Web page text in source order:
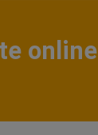
online